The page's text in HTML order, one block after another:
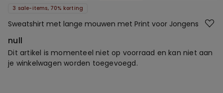
3 sale-items, 70% korting
Sweatshirt met lange mouwen met Print voor Jongens
null
Dit artikel is momenteel niet op voorraad en kan niet aan
je winkelwagen worden toegevoegd.